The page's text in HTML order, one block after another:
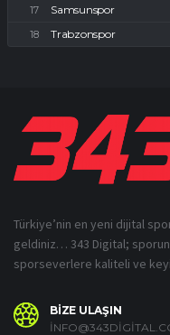
Samsunspor
Trabzonspor
Türkiye’nin en yeni dijital
geldiniz… 343 Digital;
sporseverlere kaliteli ve
BİZE ULAŞIN